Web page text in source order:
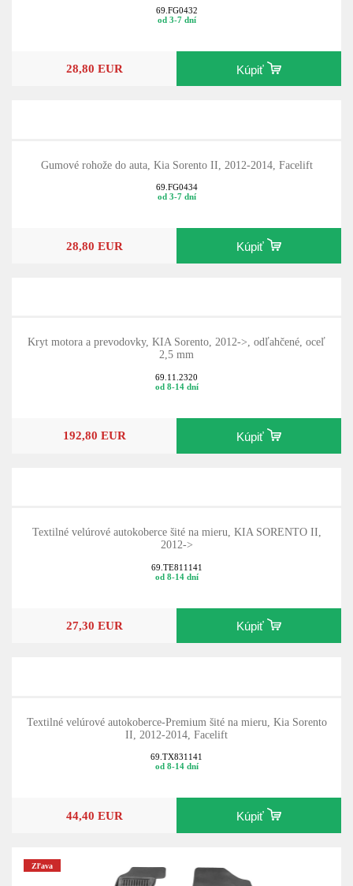
69.FG0432
od 3-7 dní
28,80 EUR Kúpiť
Gumové rohože do auta, Kia Sorento II, 2012-2014, Facelift
69.FG0434
od 3-7 dní
28,80 EUR Kúpiť
Kryt motora a prevodovky, KIA Sorento, 2012->, odľahčené, oceľ
2,5 mm
69.11.2320
od 8-14 dní
192,80 EUR Kúpiť
Textilné velúrové autokoberce šité na mieru, KIA SORENTO II,
2012->
69.TE811141
od 8-14 dní
27,30 EUR Kúpiť
Textilné velúrové autokoberce-Premium šité na mieru, Kia Sorento
II, 2012-2014, Facelift
69.TX831141
od 8-14 dní
44,40 EUR Kúpiť
Zľava